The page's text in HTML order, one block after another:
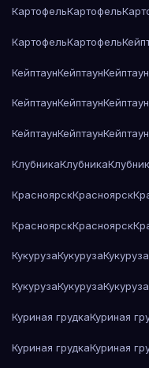
КартофельКартофель
КартофельКартофель
КейптаунКейптаунКейптаун
КейптаунКейптаунКейптаун
КейптаунКейптаунКейптаун
КлубникаКлубника
КрасноярскКрасноярск
КрасноярскКрасноярск
КукурузаКукурузаКукуруза
КукурузаКукурузаКукуруза
Куриная грудкаКуриная
Куриная грудкаКуриная